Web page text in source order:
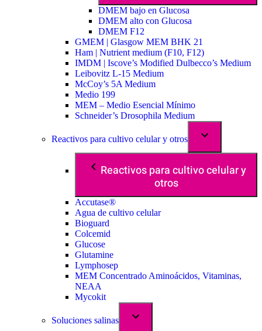
DMEM bajo en Glucosa
DMEM alto con Glucosa
DMEM F12
GMEM | Glasgow MEM BHK 21
Ham | Nutrient medium (F10, F12)
IMDM | Iscove’s Modified Dulbecco’s Medium
Leibovitz L-15 Medium
McCoy’s 5A Medium
Medio 199
MEM – Medio Esencial Mínimo
Schneider’s Drosophila Medium
Reactivos para cultivo celular y otros
Reactivos para cultivo celular y
otros
Accutase®
Agua de cultivo celular
Bioguard
Colcemid
Glucose
Glutamine
Lymphosep
MEM Concentrado Aminoácidos, Vitaminas,
NEAA
Mycokit
Soluciones salinas